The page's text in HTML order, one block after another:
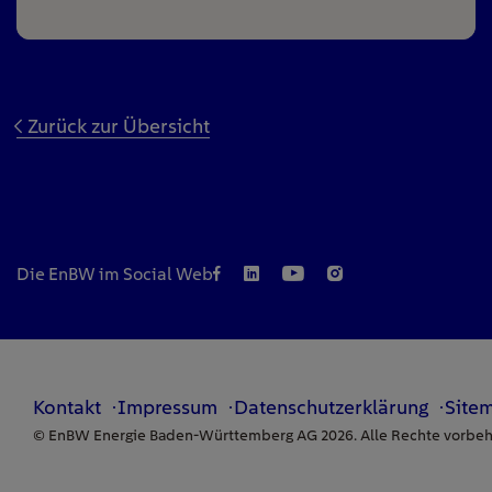
Zurück zur Übersicht
Die EnBW im Social Web
Kontakt Impressum Datenschutzerklärung
© EnBW Energie Baden-Württemberg AG 2026. Alle Rechte